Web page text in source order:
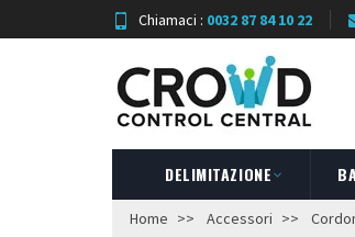
Chiamaci : 0032 87 84 10 22
DELIMITAZIONE
Home Accessori